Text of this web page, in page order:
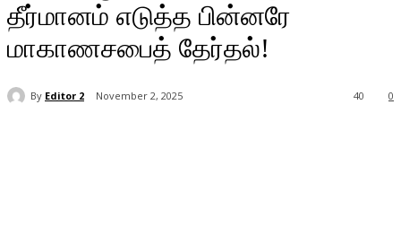
தீர்மானம் எடுத்த பின்னரே
மாகாணசபைத் தேர்தல்!
By Editor 2 November 2, 2025 0
40